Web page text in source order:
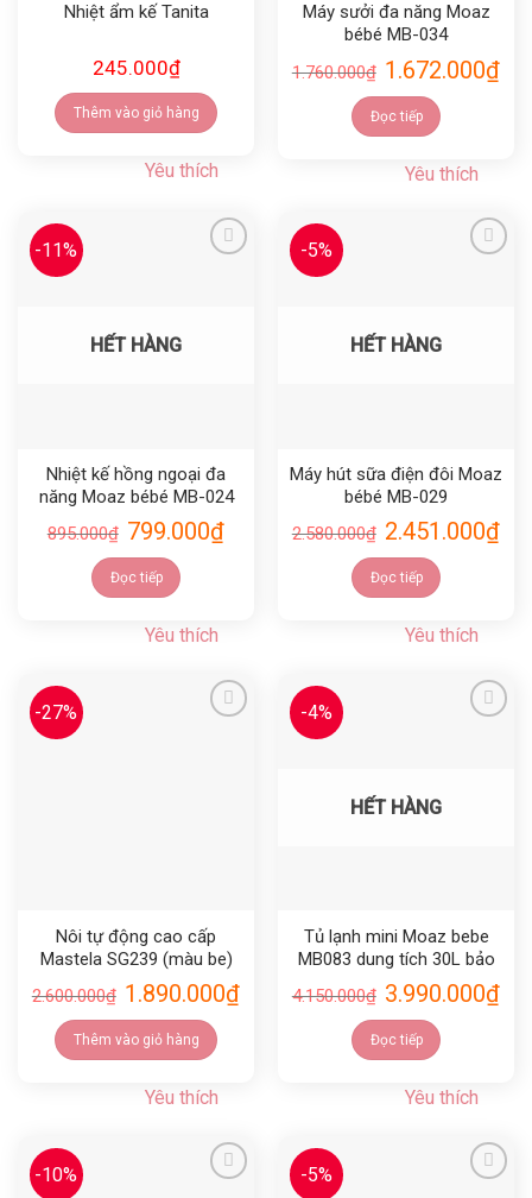
Nhiệt ẩm kế Tanita
245.000₫
Thêm vào giỏ hàng
Yêu thích
Máy sưởi đa năng Moaz
bébé MB-034
1.760.000₫ 1.672.000₫
Đọc tiếp
Yêu thích
-11%
HẾT HÀNG
Nhiệt kế hồng ngoại đa
năng Moaz bébé MB-024
895.000₫ 799.000₫
Đọc tiếp
Yêu thích
-5%
HẾT HÀNG
Máy hút sữa điện đôi Moaz
bébé MB-029
2.580.000₫ 2.451.000₫
Đọc tiếp
Yêu thích
-27%
Nôi tự động cao cấp
Mastela SG239 (màu be)
2.600.000₫ 1.890.000₫
Thêm vào giỏ hàng
Yêu thích
-4%
HẾT HÀNG
Tủ lạnh mini Moaz bebe
MB083 dung tích 30L bảo
hành 12 tháng chính hãng
4.150.000₫ 3.990.000₫
Đọc tiếp
Yêu thích
-10% -5%